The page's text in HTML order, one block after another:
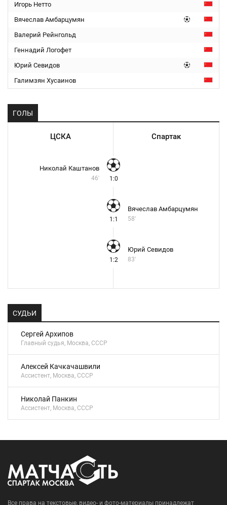
Игорь Нетто
Вячеслав Амбарцумян
Валерий Рейнгольд
Геннадий Логофет
Юрий Севидов
Галимзян Хусаинов
ГОЛЫ
ЦСКА Спартак
Николай Каштанов
46' 1:0
1:1
Вячеслав Амбарцумян
58'
1:2
Юрий Севидов
83'
СУДЬИ
Сергей Архипов
Главный судья, Москва, СССР
Алексей Качкачашвили
Ассистент, Москва, СССР
Николай Панкин
Ассистент, Москва, СССР
Все права на текстовые, видео- и фото-материалы принадлежат